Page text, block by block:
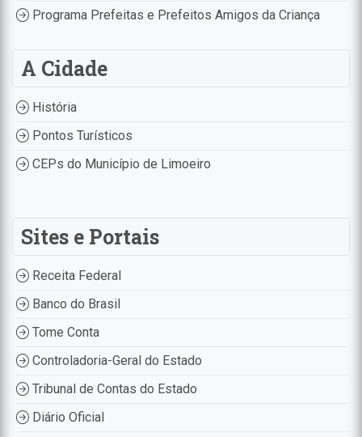
Programa Prefeitas e Prefeitos Amigos da Criança
A Cidade
História
Pontos Turísticos
CEPs do Município de Limoeiro
Sites e Portais
Receita Federal
Banco do Brasil
Tome Conta
Controladoria-Geral do Estado
Tribunal de Contas do Estado
Diário Oficial